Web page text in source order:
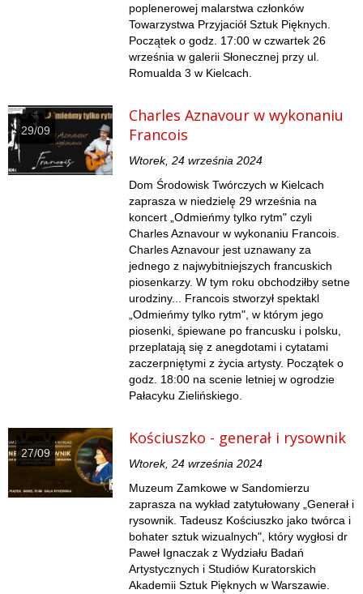
poplenerowej malarstwa członków
Towarzystwa Przyjaciół Sztuk Pięknych.
Początek o godz. 17:00 w czwartek 26
września w galerii Słonecznej przy ul.
Romualda 3 w Kielcach.
29/09
Charles Aznavour w wykonaniu
Francois
Wtorek, 24 września 2024
Dom Środowisk Twórczych w Kielcach
zaprasza w niedzielę 29 września na
koncert „Odmieńmy tylko rytm" czyli
Charles Aznavour w wykonaniu Francois.
Charles Aznavour jest uznawany za
jednego z najwybitniejszych francuskich
piosenkarzy. W tym roku obchodziłby setne
urodziny... Francois stworzył spektakl
„Odmieńmy tylko rytm", w którym jego
piosenki, śpiewane po francusku i polsku,
przeplatają się z anegdotami i cytatami
zaczerpniętymi z życia artysty. Początek o
godz. 18:00 na scenie letniej w ogrodzie
Pałacyku Zielińskiego.
27/09
Kościuszko - generał i rysownik
Wtorek, 24 września 2024
Muzeum Zamkowe w Sandomierzu
zaprasza na wykład zatytułowany „Generał i
rysownik. Tadeusz Kościuszko jako twórca i
bohater sztuk wizualnych", który wygłosi dr
Paweł Ignaczak z Wydziału Badań
Artystycznych i Studiów Kuratorskich
Akademii Sztuk Pięknych w Warszawie.